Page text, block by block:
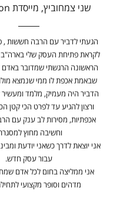
שני צמחוביץ, מייסדת TriMotion
הגעתי לדביר עם הרבה חששות ,
לקראת פתיחת העסק שלי
הראשונה הרגשתי שמדובר באדם
שבאמת אכפת לו ממי שנמצא
הדביר היה מעמיק, מלמד ומעשיר
ורצון להגיע עד לפרט הכי קטן
אכפתיות, מסירות לב ענק עם
וחשיבה מחוץ
אני יוצאת לדרך כשאני יודעת
עבור עסק חדש.
אני ממליצה בחום לכל אדם
מדהים וסופר מקצועי